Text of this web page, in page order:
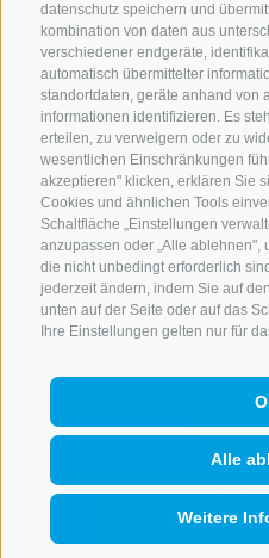
datenschutz speichern und
kombination von daten aus
verschiedener endgeräte,
automatisch übermittelter
standortdaten, geräte anhand von
informationen identifizieren. Es
erteilen, zu verweigern oder zu
wesentlichen Einschränkungen
akzeptieren" klicken, erklären Sie
Cookies und ähnlichen Tools
Schaltfläche „Einstellungen
anzupassen oder „Alle ablehnen",
die nicht unbedingt erforderlich
jederzeit ändern, indem Sie auf
unten auf der Seite oder auf das
Ihre Einstellungen gelten nur für
Alle
Weitere
Bleib am